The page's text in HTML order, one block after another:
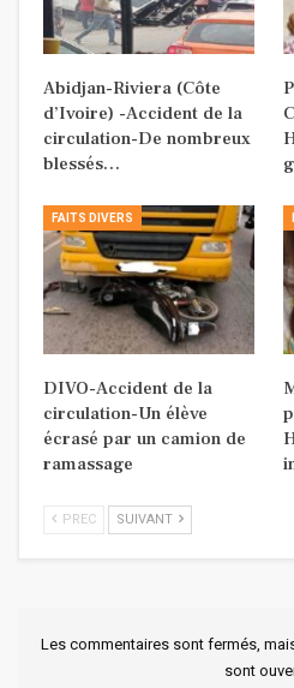
Abidjan-Riviera (Côte
d’Ivoire) -Accident de la
circulation-De nombreux
blessés…
FAITS DIVERS
DIVO-Accident de la
circulation-Un élève
écrasé par un camion de
ramassage
PREC SUIVANT
Les commentaires sont fermés,
sont